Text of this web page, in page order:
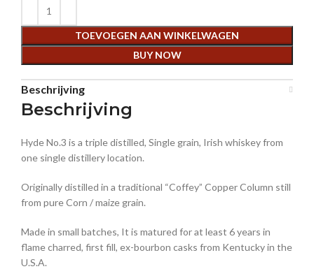
TOEVOEGEN AAN WINKELWAGEN
BUY NOW
Beschrijving
Beschrijving
Hyde No.3 is a triple distilled, Single grain, Irish whiskey from
one single distillery location.
Originally distilled in a traditional “Coffey” Copper Column still
from pure Corn / maize grain.
Made in small batches, It is matured for at least 6 years in
flame charred, first fill, ex-bourbon casks from Kentucky in the
U.S.A.